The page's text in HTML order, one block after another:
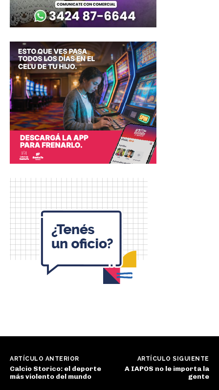
ARTÍCULO ANTERIOR
Calcio Storico: el deporte
más violento del mundo
ARTÍCULO SIGUIENTE
A IAPOS no le importa la
gente